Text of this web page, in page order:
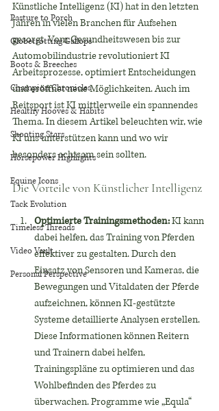
Pasture to Porch
Globetrotting Gallops
Boots & Breeches
Champion Chronicles
Healthy Hooves & Habits
Shooting Stars
Horsepower Highlights
Equine Icons
Tack Evolution
Timeless Threads
Video Vault
Personal Perspective
Künstliche Intelligenz (KI) hat in den letzten
Jahren in vielen Branchen für Aufsehen
gesorgt. Vom Gesundheitswesen bis zur
Automobilindustrie revolutioniert KI
Arbeitsprozesse, optimiert Entscheidungen
und eröffnet neue Möglichkeiten. Auch im
Reitsport ist KI mittlerweile ein spannendes
Thema. In diesem Artikel beleuchten wir, wie
KI uns unterstützen kann und wo wir
besonders achtsam sein sollten.
Die Vorteile von Künstlicher Intelligenz
Optimierte Trainingsmethoden: KI kann
dabei helfen, das Training von Pferden
effektiver zu gestalten. Durch den
Einsatz von Sensoren und Kameras, die
Bewegungen und Vitaldaten der Pferde
aufzeichnen, können KI-gestützte
Systeme detaillierte Analysen erstellen.
Diese Informationen können Reitern
und Trainern dabei helfen,
Trainingspläne zu optimieren und das
Wohlbefinden des Pferdes zu
überwachen. Programme wie „Equla“